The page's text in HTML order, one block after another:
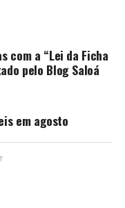
com a “Lei da Ficha
pelo Blog Saloá
em agosto